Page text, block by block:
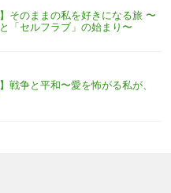
そのままの私を好きになる旅 〜
「セルフラブ」の始まり〜
戦争と平和〜愛を怖がる私が、